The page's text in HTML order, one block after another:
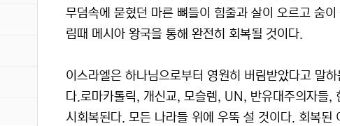
무덤속에 묻혔던 마른 뼈들이 힘줄과 살이 오르고 숨
림때 메시아 왕국을 통해 완전히 회복될 것이다.
이스라엘은 하나님으로부터 영원히 버림받았다고 말
다.로마카톨릭, 개신교, 모슬렘, UN, 반유대주의자들,
시회복된다. 모든 나라들 위에 우뚝 설 것이다. 회복